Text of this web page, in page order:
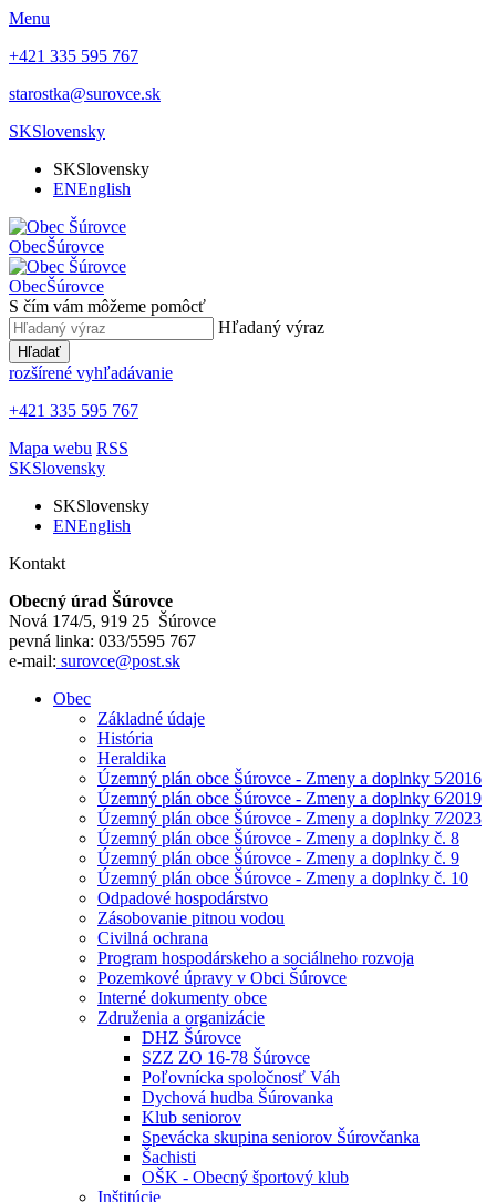
Menu
+421 335 595 767
starostka@surovce.sk
SKSlovensky
SKSlovensky
ENEnglish
ObecŠúrovce
ObecŠúrovce
S čím vám môžeme pomôcť
Hľadaný výraz
Hľadať
rozšírené vyhľadávanie
+421 335 595 767
Mapa webu RSS
SKSlovensky
SKSlovensky
ENEnglish
Kontakt
Obecný úrad Šúrovce
Nová 174/5, 919 25 Šúrovce
pevná linka: 033/5595 767
e-mail: surovce@post.sk
Obec
Základné údaje
História
Heraldika
Územný plán obce Šúrovce - Zmeny a doplnky 5⁄2016
Územný plán obce Šúrovce - Zmeny a doplnky 6⁄2019
Územný plán obce Šúrovce - Zmeny a doplnky 7⁄2023
Územný plán obce Šúrovce - Zmeny a doplnky č. 8
Územný plán obce Šúrovce - Zmeny a doplnky č. 9
Územný plán obce Šúrovce - Zmeny a doplnky č. 10
Odpadové hospodárstvo
Zásobovanie pitnou vodou
Civilná ochrana
Program hospodárskeho a sociálneho rozvoja
Pozemkové úpravy v Obci Šúrovce
Interné dokumenty obce
Združenia a organizácie
DHZ Šúrovce
SZZ ZO 16-78 Šúrovce
Poľovnícka spoločnosť Váh
Dychová hudba Šúrovanka
Klub seniorov
Spevácka skupina seniorov Šúrovčanka
Šachisti
OŠK - Obecný športový klub
Inštitúcie